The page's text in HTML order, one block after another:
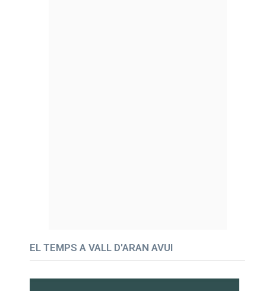
EL TEMPS A VALL D'ARAN AVUI